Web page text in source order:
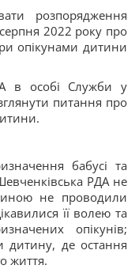
розпорядження
2022 року про
опікунами дитини
в особі Служби у
питання про
бабусі та
РДА не
не проводили
її волею та
опікунів;
дитину, де остання
життя.